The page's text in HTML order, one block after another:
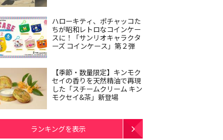
ハローキティ、ポチャッコた
ちが昭和レトロなコインケー
スに！「サンリオキャラクタ
ーズ コインケース」第２弾
【季節・数量限定】キンモク
セイの香りを天然精油で再現
した「スチームクリーム キン
モクセイ&茶」新登場
ランキングを表示